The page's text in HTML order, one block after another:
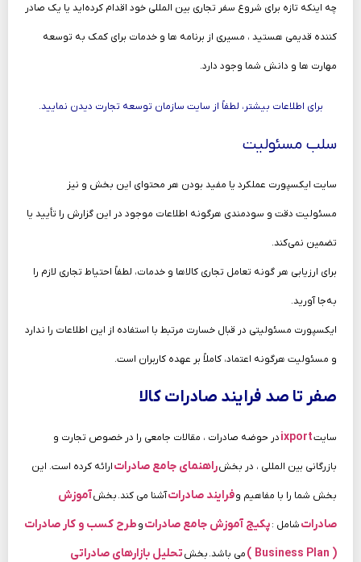
چه اینکه تازه برای شروع سفر تجاری بین‌ المللی خود اقدام کرده‌اید یا یک صادر
کننده قدیمی هستید ، مسیری از برنامه‌ ها و خدمات برای کمک به توسعه
مهارت‌ ها و دانش شما وجود دارد.
برای اطلاعات بیشتر، لطفاً از سایت سازمان توسعه تجارت دیدن نمایید.
سلب مسئولیت
سایت ایکسپورت عملکرد یا مفید بودن هر محتوای این بخش و نیز
مسئولیت دقت و سودمندی هرگونه اطلاعات موجود در این گزارش را تأیید یا
تضمین نمی‌کند.
برای ارزیابی هر گونه تعامل تجاری کالاها و خدمات، لطفاً احتیاط تجاری لازم را
به‌جا آورید.
ایکسپورت مسئولیتی در قبال خسارت مرتبط با استفاده از این اطلاعات را ندارد
و مسئولیت هرگونه اعتماد، کاملاً بر عهده کاربران است.
صفر تا صد فرایند صادرات کالا
سایتixportدر حوضه صادرات ، مقالات جامعی را در خصوص تجارت و
بازرگانی بین المللی ، در بخشراهنمای جامع صادراتارائه کرده است. این
بخش شما را با مفاهیم وفرایند صادراتآشنا می کند.بخشآموزش
صادراتشامل :پکیج آموزش جامع صادراتوطرح کسب و کار صادرات
( Business Plan )
می باشد.بخشتحلیل بازارهای صادراتی